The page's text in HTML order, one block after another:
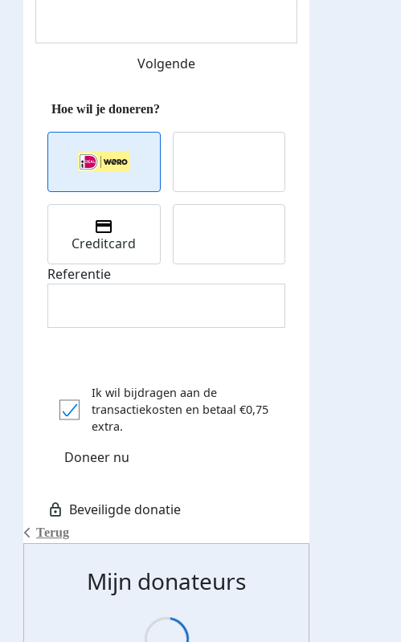
Donateurs bedankt
Volgende
Terug
Creditcard
Referentie
Ik wil bijdragen aan de
transactiekosten en betaal €0,75
extra.
Doneer nu
Mijn donateurs